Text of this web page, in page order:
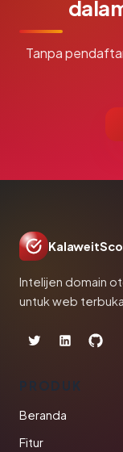
Tanpa
Intelijen domain
untuk web terbuka.
PRODUK
Beranda
Fitur